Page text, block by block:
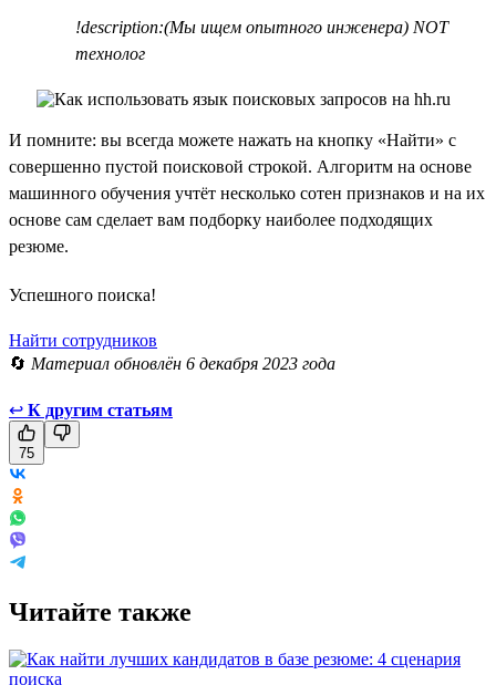
!description:(Мы ищем опытного инженера) NOT
технолог
И помните: вы всегда можете нажать на кнопку «Найти» с
совершенно пустой поисковой строкой. Алгоритм на основе
машинного обучения учтёт несколько сотен признаков и на их
основе сам сделает вам подборку наиболее подходящих
резюме.
Успешного поиска!
Найти сотрудников
🔄 Материал обновлён 6 декабря 2023 года
↩ К другим статьям
75
Читайте также